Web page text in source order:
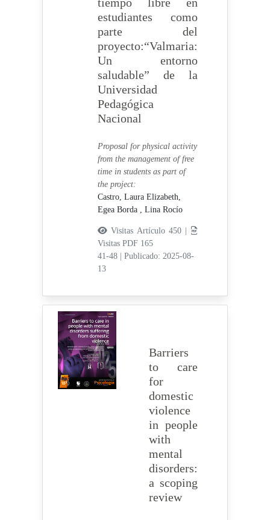
estudiantes como
parte del
proyecto:“Valmaria:
Un entorno
saludable” de la
Universidad
Pedagógica
Nacional
Proposal for physical activity
from the management of free
time in students as part of
the project:
Castro, Laura Elizabeth,
Egea Borda , Lina Rocío
Visitas Artículo 450 |
Visitas PDF 165
41-48
Publicado: 2025-08-
13
Barriers
to care
for
domestic
violence
in people
with
mental
disorders:
a scoping
review